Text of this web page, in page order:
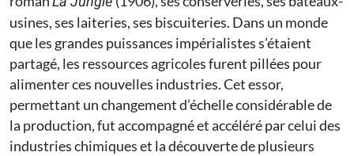
usines, ses laiteries, ses biscuiteries. Dans un monde
que les grandes puissances impérialistes s’étaient
partagé, les ressources agricoles furent pillées pour
alimenter ces nouvelles industries. Cet essor,
permettant un changement d’échelle considérable de
la production, fut accompagné et accéléré par celui des
industries chimiques et la découverte de plusieurs